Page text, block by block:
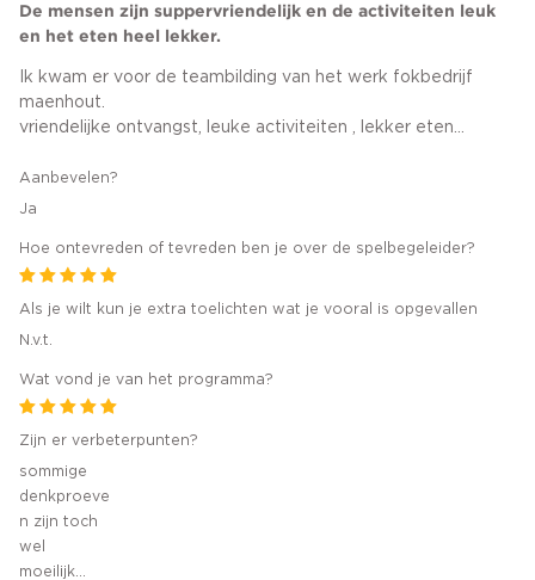
De mensen zijn suppervriendelijk en de activiteiten leuk
en het eten heel lekker.
Ik kwam er voor de teambilding van het werk fokbedrijf
maenhout.
vriendelijke ontvangst, leuke activiteiten , lekker eten...
Aanbevelen?
Ja
Hoe ontevreden of tevreden ben je over de spelbegeleider?
Als je wilt kun je extra toelichten wat je vooral is opgevallen
N.v.t.
Wat vond je van het programma?
Zijn er verbeterpunten?
sommige
denkproeve
n zijn toch
wel
moeilijk...